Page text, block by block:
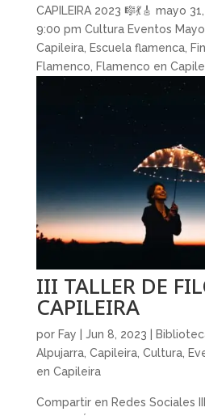
CAPILEIRA 2023 🎼💃🎸 mayo
9:00 pm Cultura Eventos Mayo
Capileira, Escuela flamenca,
Flamenco, Flamenco en
III TALLER DE
CAPILEIRA
por Fay Jun 8, 2023
Alpujarra, Capileira, Cultura,
en Capileira
Compartir en Redes Sociales III